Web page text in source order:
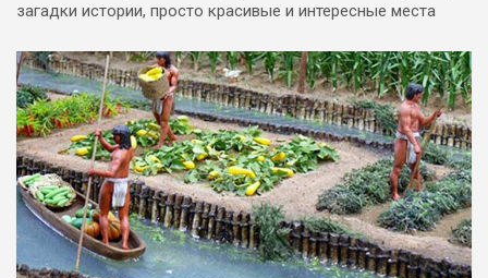
загадки истории, просто красивые и интересные места